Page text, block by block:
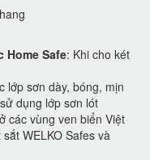
Home Safe: Khi cho két
lớp sơn dày, bóng, mịn
dụng lớp sơn lót
các vùng ven biển Việt
WELKO Safes và